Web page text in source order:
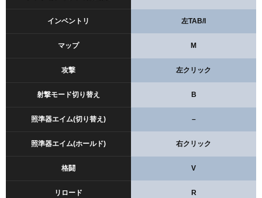
インベントリ 左TAB/I
マップ M
攻撃 左クリック
射撃モード切り替え B
照準器エイム(切り替え) –
照準器エイム(ホールド) 右クリック
格闘 V
リロード R